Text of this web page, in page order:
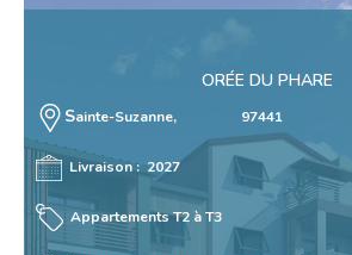
ORÉE DU PHARE
Sainte-Suzanne, 97441
Livraison : 2027
Appartements T2 à T3